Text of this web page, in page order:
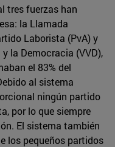
tres fuerzas han
la Llamada
Laborista (PvA) y
la Democracia (VVD),
el 83% del
al sistema
ningún partido
por lo que siempre
El sistema también
los pequeños partidos